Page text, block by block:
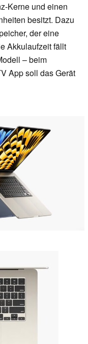
Kerne und einen
besitzt. Dazu
der eine
Akkulaufzeit fällt
– beim
App soll das Gerät